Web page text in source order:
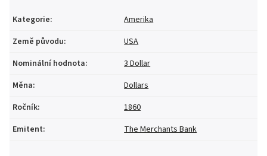
Kategorie:
Amerika
Země původu:
USA
Nominální hodnota:
3 Dollar
Měna:
Dollars
Ročník:
1860
Emitent: The Merchants Bank